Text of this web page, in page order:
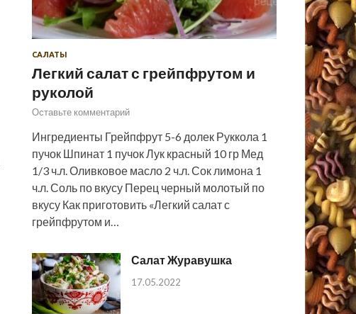
САЛАТЫ
Легкий салат с грейпфрутом и
руколой
Оставьте комментарий
Ингредиенты Грейпфрут 5-6 долек Руккола 1
пучок Шпинат 1 пучок Лук красный 10 гр Мед
1/3 ч.л. Оливковое масло 2 ч.л. Сок лимона 1
ч.л. Соль по вкусу Перец черный молотый по
вкусу Как приготовить «Легкий салат с
грейпфрутом и…
Салат Журавушка
17.05.2022